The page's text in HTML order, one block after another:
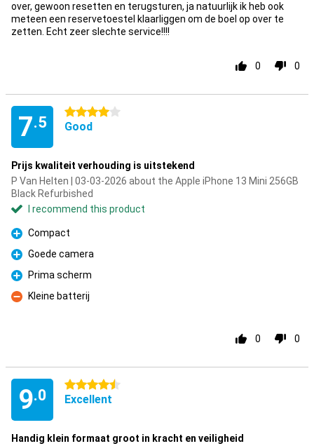
over, gewoon resetten en terugsturen, ja natuurlijk ik heb ook
meteen een reservetoestel klaarliggen om de boel op over te
zetten. Echt zeer slechte service!!!!
0 0
7.5
4 stars
Good
Prijs kwaliteit verhouding is uitstekend
P Van Helten | 03-03-2026 about the Apple iPhone 13 Mini 256GB
Black Refurbished
I recommend this product
Pro
Compact
Pro
Goede camera
Pro
Prima scherm
Con
Kleine batterij
0 0
9.0
4.5 stars
Excellent
Handig klein formaat groot in kracht en veiligheid